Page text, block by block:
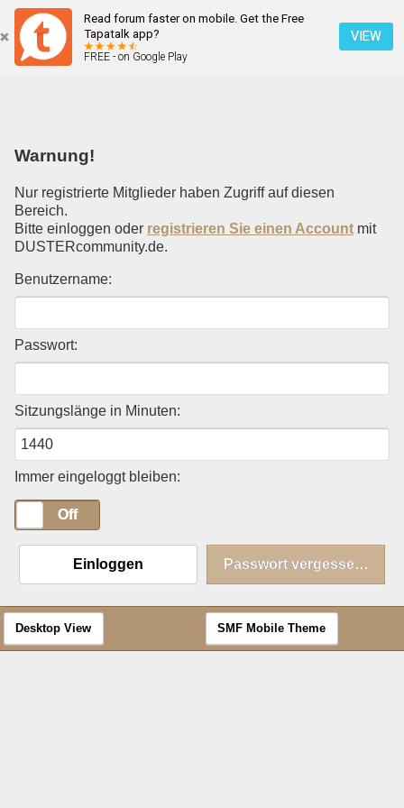
Read forum faster on mobile. Get the Free
Tapatalk app?
FREE - on Google Play
VIEW
Einloggen
Warnung!
Nur registrierte Mitglieder haben Zugriff auf diesen
Bereich.
Bitte einloggen oder registrieren Sie einen Account mit
DUSTERcommunity.de.
Benutzername:
Passwort:
Sitzungslänge in Minuten:
Immer eingeloggt bleiben:
Off
Einloggen Passwort vergessen?
Desktop View SMF Mobile Theme